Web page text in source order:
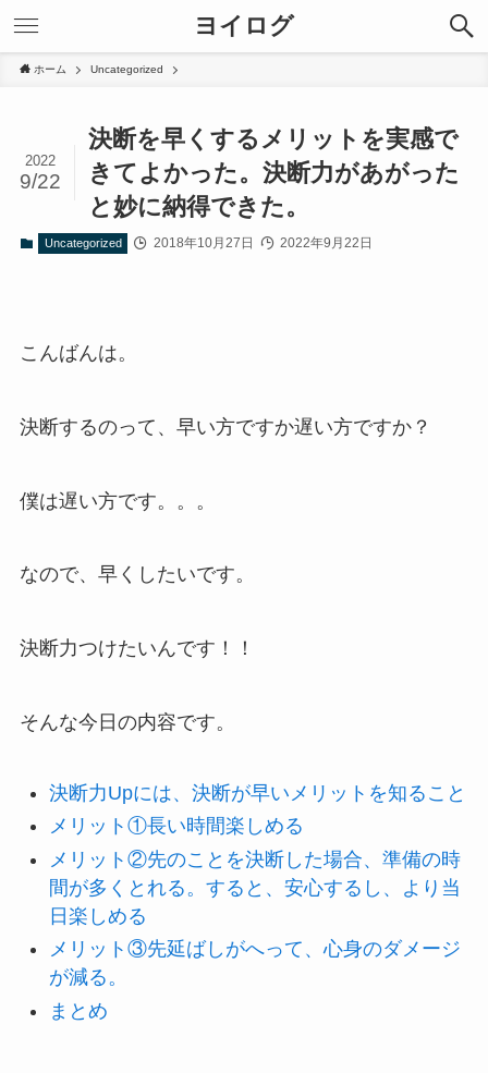
ヨイログ
ホーム Uncategorized
決断を早くするメリットを実感で
きてよかった。決断力があがった
と妙に納得できた。
2022
9/22
Uncategorized 2018年10月27日 2022年9月22日
こんばんは。
決断するのって、早い方ですか遅い方ですか？
僕は遅い方です。。。
なので、早くしたいです。
決断力つけたいんです！！
そんな今日の内容です。
決断力Upには、決断が早いメリットを知ること
メリット①長い時間楽しめる
メリット②先のことを決断した場合、準備の時
間が多くとれる。すると、安心するし、より当
日楽しめる
メリット③先延ばしがへって、心身のダメージ
が減る。
まとめ